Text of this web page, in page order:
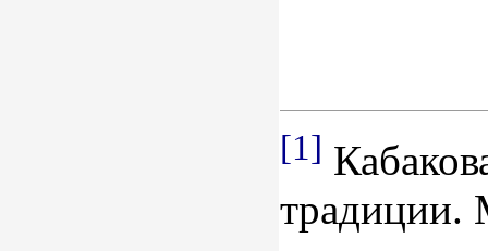
[1]
традиции.